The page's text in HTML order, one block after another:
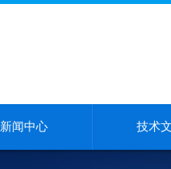
新闻中心 技术